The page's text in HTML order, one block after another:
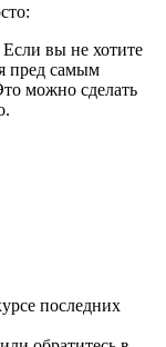
вы не хотите
пред самым
можно сделать
последних